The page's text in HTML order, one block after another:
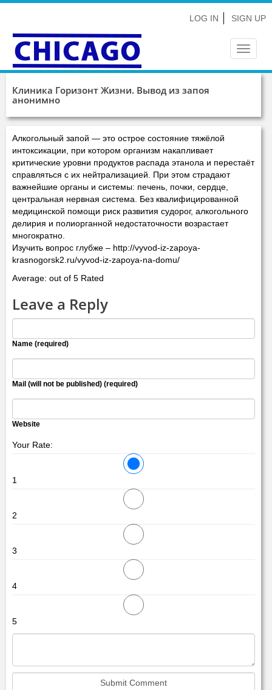
LOG IN SIGN UP
Toggle
Клиника Горизонт Жизни. Вывод из запоя
анонимно
Алкогольный запой — это острое состояние тяжёлой
интоксикации, при котором организм накапливает
критические уровни продуктов распада этанола и перестаёт
справляться с их нейтрализацией. При этом страдают
важнейшие органы и системы: печень, почки, сердце,
центральная нервная система. Без квалифицированной
медицинской помощи риск развития судорог, алкогольного
делирия и полиорганной недостаточности возрастает
многократно.
Изучить вопрос глубже – http://vyvod-iz-zapoya-
krasnogorsk2.ru/vyvod-iz-zapoya-na-domu/
Average: out of 5 Rated
Leave a Reply
Name (required)
Mail (will not be published) (required)
Website
Your Rate:
1
2
3
4
5